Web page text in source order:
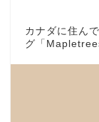
カナダに住ん
グ「